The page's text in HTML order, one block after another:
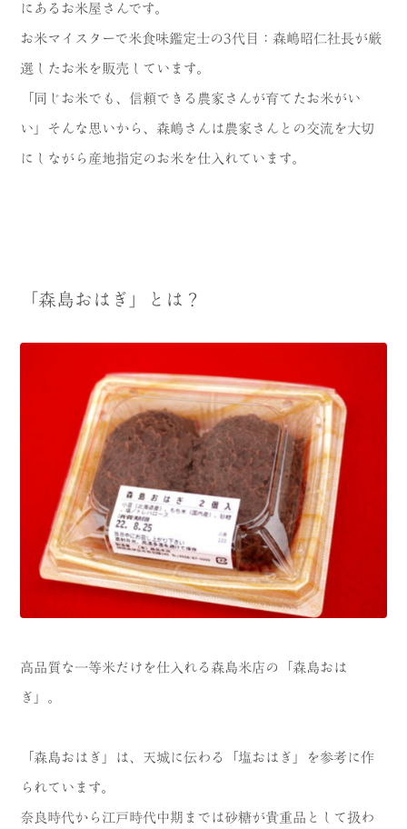
にあるお米屋さんです。
お米マイスターで米食味鑑定士の3代目：森嶋昭仁社長が厳
選したお米を販売しています。
「同じお米でも、信頼できる農家さんが育てたお米がい
い」そんな思いから、森嶋さんは農家さんとの交流を大切
にしながら産地指定のお米を仕入れています。
「森島おはぎ」とは？
高品質な一等米だけを仕入れる森島米店の「森島おは
ぎ」。
「森島おはぎ」は、天城に伝わる「塩おはぎ」を参考に作
られています。
奈良時代から江戸時代中期までは砂糖が貴重品として扱わ